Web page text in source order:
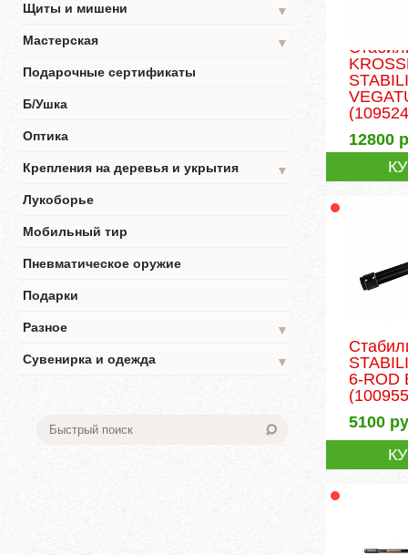
Щиты и мишени
▼
Мастерская
▼
Подарочные сертификаты
Б/Ушка
Оптика
Крепления на деревья и укрытия
▼
Лукоборье
Мобильный тир
Пневматическое оружие
Подарки
Разное
▼
Сувенирка и одежда
▼
12800
6-ROD
5100